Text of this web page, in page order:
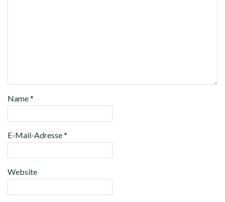
Name*
E-Mail-Adresse*
Website